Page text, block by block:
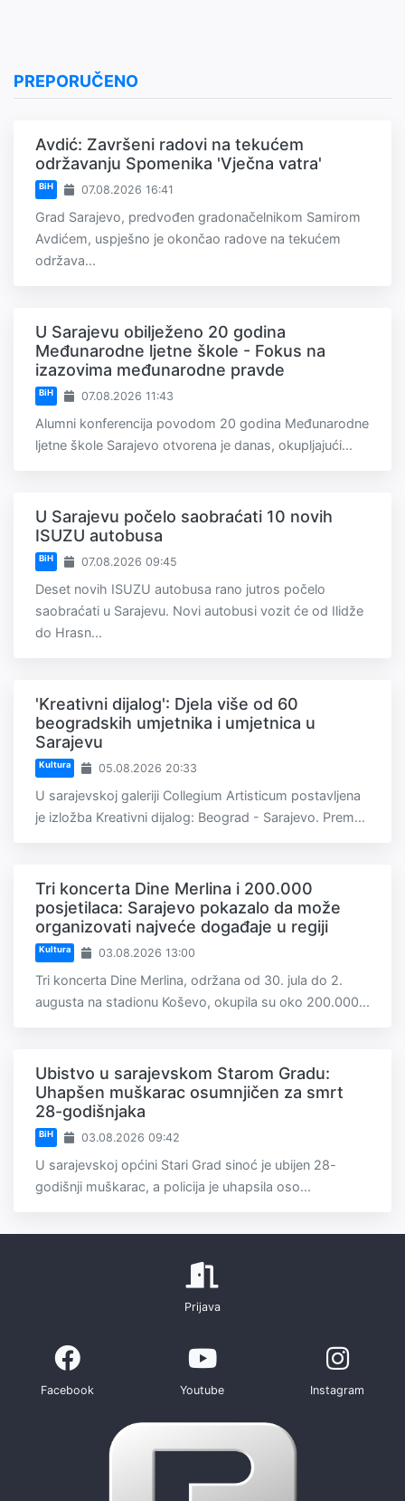
PREPORUČENO
Avdić: Završeni radovi na tekućem
održavanju Spomenika 'Vječna vatra'
BiH 07.08.2026 16:41
Grad Sarajevo, predvođen gradonačelnikom Samirom
Avdićem, uspješno je okončao radove na tekućem
održava...
U Sarajevu obilježeno 20 godina
Međunarodne ljetne škole - Fokus na
izazovima međunarodne pravde
BiH 07.08.2026 11:43
Alumni konferencija povodom 20 godina Međunarodne
ljetne škole Sarajevo otvorena je danas, okupljajući...
U Sarajevu počelo saobraćati 10 novih
ISUZU autobusa
BiH 07.08.2026 09:45
Deset novih ISUZU autobusa rano jutros počelo
saobraćati u Sarajevu. Novi autobusi vozit će od Ilidže
do Hrasn...
'Kreativni dijalog': Djela više od 60
beogradskih umjetnika i umjetnica u
Sarajevu
Kultura 05.08.2026 20:33
U sarajevskoj galeriji Collegium Artisticum postavljena
je izložba Kreativni dijalog: Beograd - Sarajevo. Prem...
Tri koncerta Dine Merlina i 200.000
posjetilaca: Sarajevo pokazalo da može
organizovati najveće događaje u regiji
Kultura 03.08.2026 13:00
Tri koncerta Dine Merlina, održana od 30. jula do 2.
augusta na stadionu Koševo, okupila su oko 200.000...
Ubistvo u sarajevskom Starom Gradu:
Uhapšen muškarac osumnjičen za smrt
28-godišnjaka
BiH 03.08.2026 09:42
U sarajevskoj općini Stari Grad sinoć je ubijen 28-
godišnji muškarac, a policija je uhapsila oso...
Prijava
Facebook Youtube Instagram